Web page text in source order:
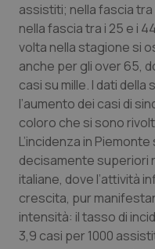
Abruzzo
Basilicata
Calabria
Campania
Emilia-Romagna
Friuli Venezia
QS Pro Gold
Artrite & artrosi
Asma & BPCO
Car-T
Colesterolo &
Dermatite
QS Club Newsletter
assistiti; nella fascia tra
nella fascia tra i 25 e i
volta nella stagione si
anche per gli over 65,
casi su mille. I dati
l’aumento dei casi di
coloro che si sono
L’incidenza in
decisamente superiori
italiane, dove l’attività
crescita, pur
intensità: il tasso di
3,9 casi per 1000